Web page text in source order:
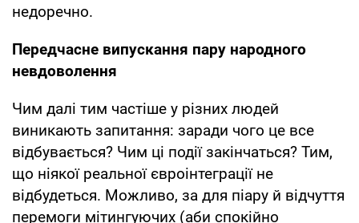
недоречно.
Передчасне випускання пару народного
невдоволення
Чим далі тим частіше у різних людей
виникають запитання: заради чого це все
відбувається? Чим ці події закінчаться? Тим,
що ніякої реальної євроінтеграції не
відбудеться. Можливо, за для піару й відчуття
перемоги мітингуючих (аби спокійно